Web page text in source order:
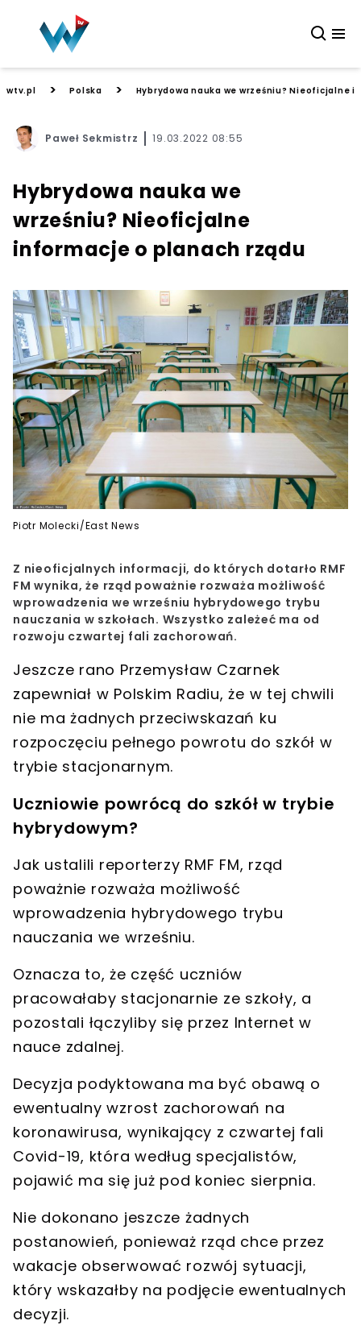
wtv.pl > Polska > Hybrydowa nauka we wrześniu? Nieoficjalne
Paweł Sekmistrz 19.03.2022 08:55
Hybrydowa nauka we
wrześniu? Nieoficjalne
informacje o planach rządu
Piotr Molecki/East News
Z nieoficjalnych informacji, do których dotarło RMF
FM wynika, że rząd poważnie rozważa możliwość
wprowadzenia we wrześniu hybrydowego trybu
nauczania w szkołach. Wszystko zależeć ma od
rozwoju czwartej fali zachorowań.
Jeszcze rano Przemysław Czarnek
zapewniał w Polskim Radiu, że w tej chwili
nie ma żadnych przeciwskazań ku
rozpoczęciu pełnego powrotu do szkół w
trybie stacjonarnym.
Uczniowie powrócą do szkół w trybie
hybrydowym?
Jak ustalili reporterzy RMF FM, rząd
poważnie rozważa możliwość
wprowadzenia hybrydowego trybu
nauczania we wrześniu.
Oznacza to, że część uczniów
pracowałaby stacjonarnie ze szkoły, a
pozostali łączyliby się przez Internet w
nauce zdalnej.
Decyzja podyktowana ma być obawą o
ewentualny wzrost zachorowań na
koronawirusa, wynikający z czwartej fali
Covid-19, która według specjalistów,
pojawić ma się już pod koniec sierpnia.
Nie dokonano jeszcze żadnych
postanowień, ponieważ rząd chce przez
wakacje obserwować rozwój sytuacji,
który wskazałby na podjęcie ewentualnych
decyzji.